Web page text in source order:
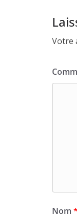
Votre
Nom *